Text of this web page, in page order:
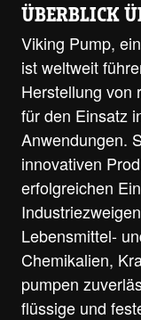
ÜBERBLICK
Viking Pump,
ist weltweit
Herstellung von
für den Einsatz
Anwendungen.
innovativen
erfolgreichen
Lebensmittel-
Chemikalien,
pumpen
flüssige und